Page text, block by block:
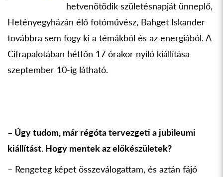
hetvenötödik születésnapját ünneplő,
Hetény­egyházán élő fotóművész, Bahget Iskander
továbbra sem fogy ki a témákból és az energiából. A
Cifrapalotában hétfőn 17 órakor nyíló kiállítása
szeptember 10-ig látható.
– Úgy tudom, már régóta tervezgeti a jubileumi
kiállítást. Hogy mentek az előkészületek?
– Rengeteg képet összeválogattam, és aztán fájó